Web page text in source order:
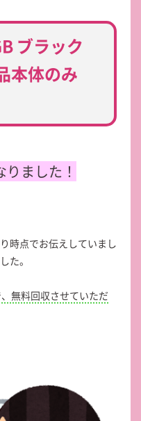
ブラック
本体のみ
ました！
時点でお伝えしていまし
た。
無料回収させていただ